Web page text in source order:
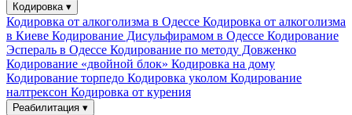
Кодировка ▾
Кодировка от алкоголизма в Одессе Кодировка от алкоголизма
в Киеве Кодирование Дисульфирамом в Одессе Кодирование
Эспераль в Одессе Кодирование по методу Довженко
Кодирование «двойной блок» Кодировка на дому
Кодирование торпедо Кодировка уколом Кодирование
налтрексон Кодировка от курения
Реабилитация ▾